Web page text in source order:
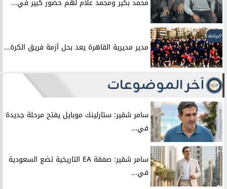
محمد بكير ومحمد علام لهم حضور كبير في...
الرياضة
مدير مديرية القاهرة يعد بحل أزمة فريق الكرة...
آخر الموضوعات
سامر شقير: ستارلينك موبايل يفتح مرحلة جديدة
في...
سامر شقير: صفقة EA التاريخية تضع السعودية
في...